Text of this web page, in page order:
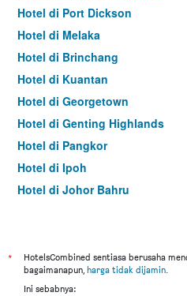
Hotel di Port Dickson
Hotel di Melaka
Hotel di Brinchang
Hotel di Kuantan
Hotel di Georgetown
Hotel di Genting Highlands
Hotel di Pangkor
Hotel di Ipoh
Hotel di Johor Bahru
Hotel di Kuching
Hotel di Tokyo
*
HotelsCombined sentiasa berusaha
bagaimanapun, harga tidak dijamin.
Ini sebabnya: